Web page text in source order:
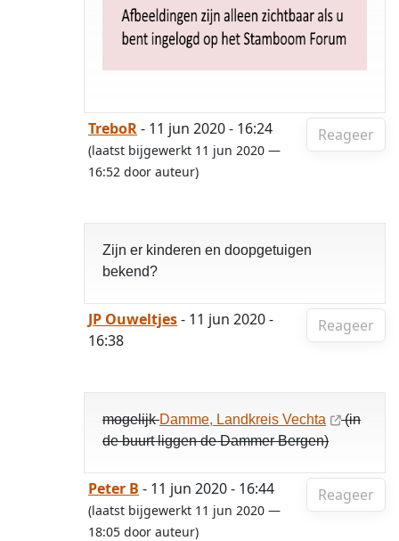
Reageer
TreboR- 11 jun 2020 - 16:24
(laatst bijgewerkt 11 jun 2020 —
16:52 door auteur)
Zijn er kinderen en doopgetuigen
bekend?
Reageer
JP Ouweltjes- 11 jun 2020 -
16:38
mogelijkDamme, Landkreis Vechta
(in
de buurt liggen de Dammer Bergen)
Reageer
Peter B - 11 jun 2020 - 16:44
(laatst bijgewerkt 11 jun 2020 —
18:05 door auteur)